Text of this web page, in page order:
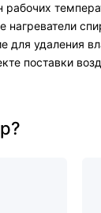
рабочих
нагреватели
для удаления
поставки